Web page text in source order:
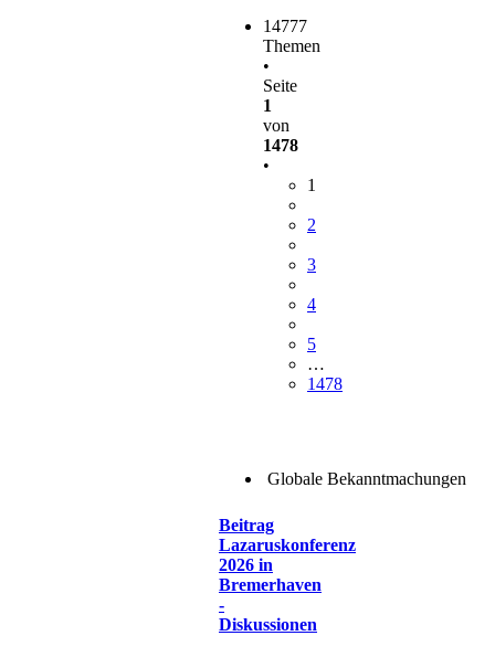
14777
Themen
•
Seite
1
von
1478
•
1
2
3
4
5
…
1478
Globale Bekanntmachungen
Beitrag
Lazaruskonferenz
2026 in
Bremerhaven
-
Diskussionen